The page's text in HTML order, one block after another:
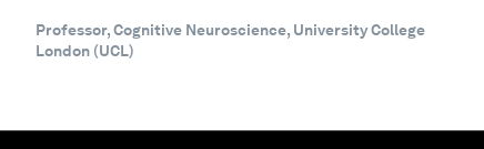
Professor, Cognitive Neuroscience, University College
London (UCL)